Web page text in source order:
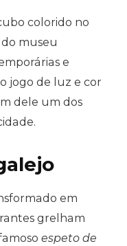
colorido no
museu
e
jogo de luz e cor
dele um dos
em
grelham
espeto de